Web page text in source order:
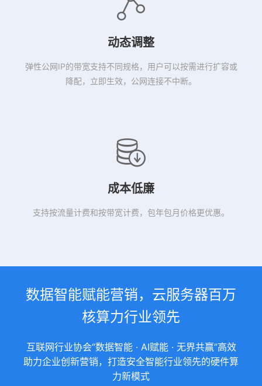
动态调整
弹性公网IP的带宽支持不同规格，用户可以按需进行扩容或
降配，立即生效，公网连接不中断。
成本低廉
支持按流量计费和按带宽计费，包年包月价格更优惠。
数据智能赋能营销，云服务器百万
核算力行业领先
互联网行业协会“数据智能 · AI赋能 · 无界共赢”高效
助力企业创新营销，打造安全智能行业领先的硬件算
力新模式